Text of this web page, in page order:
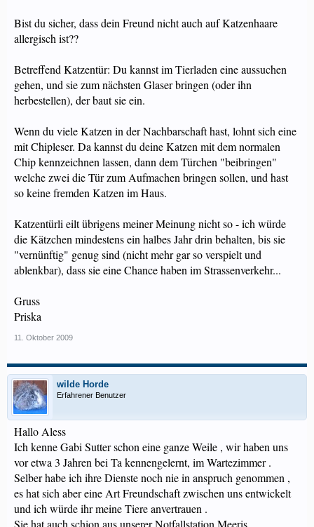
Bist du sicher, dass dein Freund nicht auch auf Katzenhaare
allergisch ist??
Betreffend Katzentür: Du kannst im Tierladen eine aussuchen
gehen, und sie zum nächsten Glaser bringen (oder ihn
herbestellen), der baut sie ein.
Wenn du viele Katzen in der Nachbarschaft hast, lohnt sich eine
mit Chipleser. Da kannst du deine Katzen mit dem normalen
Chip kennzeichnen lassen, dann dem Türchen "beibringen"
welche zwei die Tür zum Aufmachen bringen sollen, und hast
so keine fremden Katzen im Haus.
Katzentürli eilt übrigens meiner Meinung nicht so - ich würde
die Kätzchen mindestens ein halbes Jahr drin behalten, bis sie
"vernünftig" genug sind (nicht mehr gar so verspielt und
ablenkbar), dass sie eine Chance haben im Strassenverkehr...
Gruss
Priska
11. Oktober 2009
wilde Horde
Erfahrener Benutzer
Hallo Aless
Ich kenne Gabi Sutter schon eine ganze Weile , wir haben uns
vor etwa 3 Jahren bei Ta kennengelernt, im Wartezimmer .
Selber habe ich ihre Dienste noch nie in anspruch genommen ,
es hat sich aber eine Art Freundschaft zwischen uns entwickelt
und ich würde ihr meine Tiere anvertrauen .
Sie hat auch schion aus unserer Notfallstation Meeris